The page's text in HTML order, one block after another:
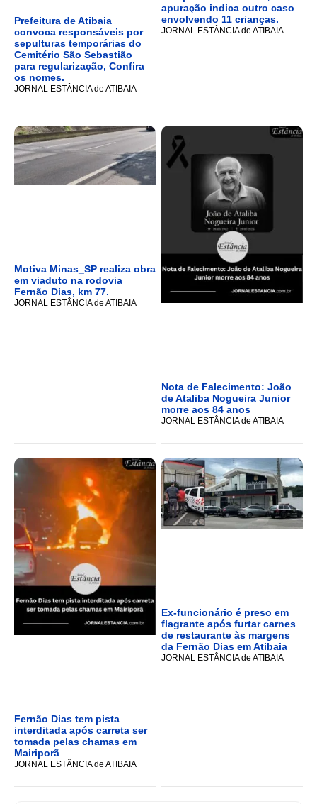
Prefeitura de Atibaia
convoca responsáveis por
sepulturas temporárias do
Cemitério São Sebastião
para regularização, Confira
os nomes.
JORNAL ESTÂNCIA de ATIBAIA
apuração indica outro caso
envolvendo 11 crianças.
JORNAL ESTÂNCIA de ATIBAIA
Motiva Minas_SP realiza obra
em viaduto na rodovia
Fernão Dias, km 77.
JORNAL ESTÂNCIA de ATIBAIA
Nota de Falecimento: João
de Ataliba Nogueira Junior
morre aos 84 anos
JORNAL ESTÂNCIA de ATIBAIA
Fernão Dias tem pista
interditada após carreta ser
tomada pelas chamas em
Mairiporã
JORNAL ESTÂNCIA de ATIBAIA
Ex-funcionário é preso em
flagrante após furtar carnes
de restaurante às margens
da Fernão Dias em Atibaia
JORNAL ESTÂNCIA de ATIBAIA